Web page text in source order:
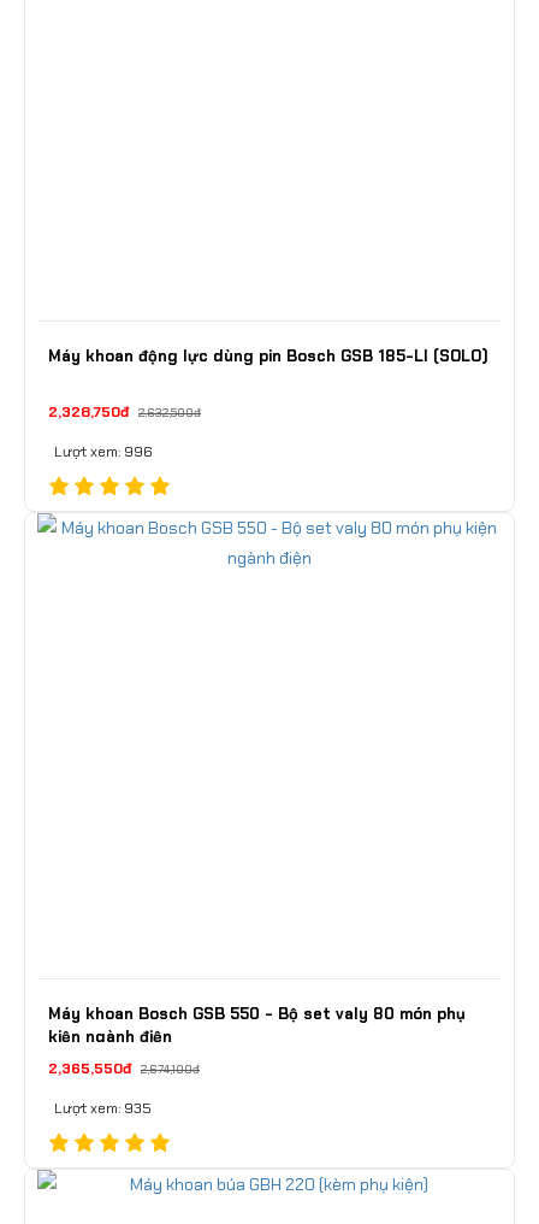
Máy khoan động lực dùng pin Bosch GSB 185-LI (SOLO)
2,328,750đ 2,632,500đ
Lượt xem: 996
Máy khoan Bosch GSB 550 - Bộ set valy 80 món phụ
kiện ngành điện
2,365,550đ 2,674,100đ
Lượt xem: 935